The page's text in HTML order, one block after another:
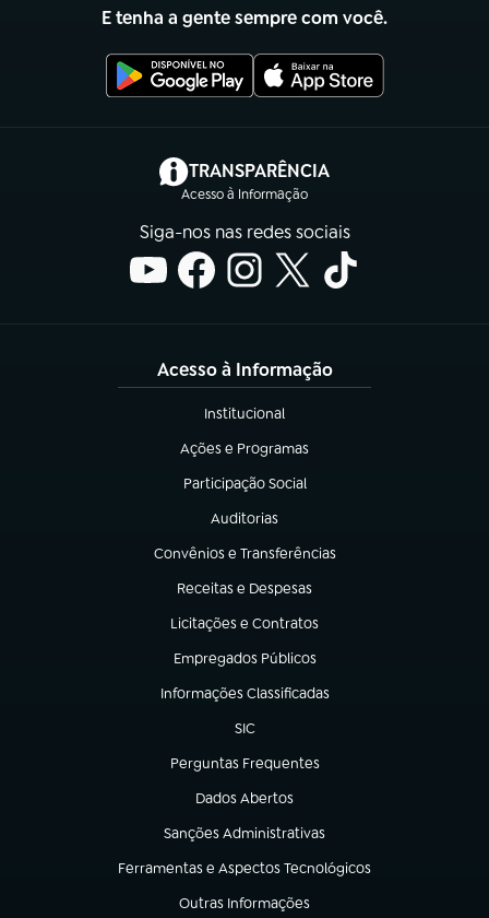
E tenha a gente sempre com você.
TRANSPARÊNCIA
Acesso à Informação
(abre em nova aba)
Siga-nos nas redes sociais
Acesso à Informação
Institucional
(abre em nova aba)
Ações e Programas
(abre em nova aba)
Participação Social
(abre em nova aba)
Auditorias
(abre em nova aba)
Convênios e Transferências
(abre em nova aba)
Receitas e Despesas
(abre em nova aba)
Licitações e Contratos
(abre em nova aba)
Empregados Públicos
(abre em nova aba)
Informações Classificadas
(abre em nova aba)
SIC
(abre em nova aba)
Perguntas Frequentes
(abre em nova aba)
Dados Abertos
(abre em nova aba)
Sanções Administrativas
(abre em nova aba)
Ferramentas e Aspectos Tecnológicos
(abre em nova aba)
Outras Informações
(abre em nova aba)